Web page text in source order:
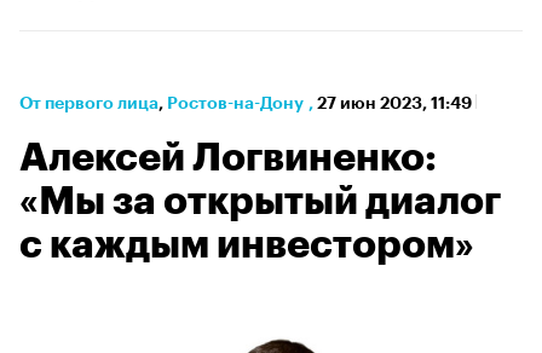
От первого лица⁠, Ростов-на-Дону , 27 июн 2023, 11:49
Алексей Логвиненко:
«Мы за открытый диалог
с каждым инвестором»